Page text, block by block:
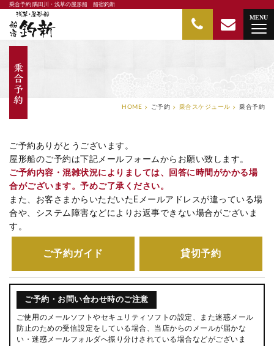
乗合予約 隅田川・浅草の屋形船 船宿釣新
MENU
隅田川・浅草の屋形船 船宿釣新
HOME ご予約 乗合スケジュール 乗合予約
ご予約ありがとうございます。
屋形船のご予約は下記メールフォームからお願い致します。
ご予約内容・混雑状況によりましては、回答に時間がかかる場
合がございます。予めご了承ください。
また、お客さまからいただいたEメールアドレスが違っている場
合や、システム障害などによりお返事できない場合がございま
す。
ご予約ガイド 貸切予約
ご予約・お問い合わせ時のご注意
ご使用のメールソフトやセキュリティソフトの設定、また迷惑メール
防止のための受信設定をしている場合、当店からのメールが届かな
い・迷惑メールフォルダへ振り分けされている場合などがございま